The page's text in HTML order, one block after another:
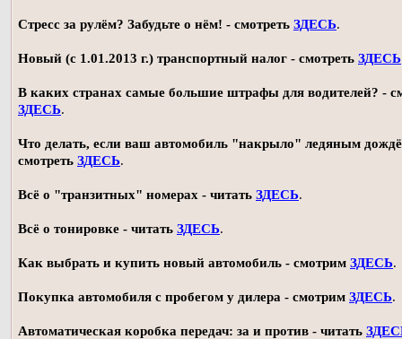
Стресс за рулём? Забудьте о нём! - смотреть ЗДЕСЬ.
Новый (с 1.01.2013 г.) транспортный налог - смотреть ЗДЕСЬ
В каких странах самые большие штрафы для водителей? -
ЗДЕСЬ.
Что делать, если ваш автомобиль "накрыло" ледяным
смотреть ЗДЕСЬ.
Всё о "транзитных" номерах - читать ЗДЕСЬ.
Всё о тонировке - читать ЗДЕСЬ.
Как выбрать и купить новый автомобиль - смотрим ЗДЕСЬ.
Покупка автомобиля с пробегом у дилера - смотрим ЗДЕСЬ.
Автоматическая коробка передач: за и против - читать